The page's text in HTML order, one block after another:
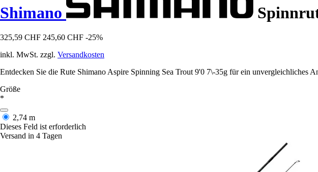
Shimano
325,59 CHF 245,60 CHF -25%
inkl. MwSt. zzgl. Versandkosten
Entdecken Sie die Rute Shimano Aspire Spinning Sea Trout 9'0 7\-35g für ein unvergleichliches
Größe
*
2,74 m
Dieses Feld ist erforderlich
Versand in 4 Tagen